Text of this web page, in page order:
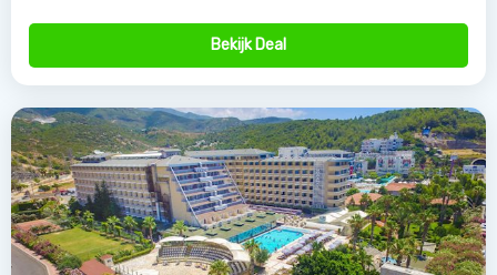
Bekijk Deal